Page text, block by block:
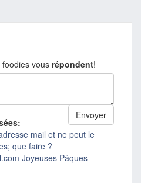
foodies vous répondent!
mail et ne peut le
que faire ?
Joyeuses Pâques